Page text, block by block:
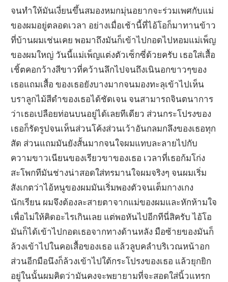
จนทำให้มันเงี่ยนขึ้นสมองหมกมุ่นอยากจะร่วมเพศกับแม่
ของผมอยู่ตลอดเวลา อย่างเมื่อเช้านี้ที่ไอ้โอก็มาทานข้าว
ที่บ้านผมเช่นเคย พอมาถึงมันก็เข้าไปกอดไปหอมแม่เพ็ญ
ของผมใหญ่ วันนี้แม่เพ็ญแต่งตัวเซ็กซี่ด้วยครับ เธอใส่เสื้อ
เชิ้ตคอกว้างสีขาวที่คว้านลึกไปจนถึงเนินอกขาวๆของ
เธอแถมเสื้อ ของเธอยังบางมากจนมองทะลุเข้าไปเห็น
บราลูกไม้สีดำของเธอได้ชัดเจน จนสามารถจินตนาการ
ว่าเธอเปลือยท่อนบนอยู่ได้เลยทีเดียว ส่วนกระโปรงของ
เธอก็รัดรูปจนเห็นส่วนโค้งส่วนเว้าอันกลมกลึงของเธอทุก
สัด ส่วนแถมมันยังสั้นมากจนใจผมแทบละลายไปกับ
ความขาวเนียนของเรียวขาของเธอ เวลาที่เธอก้มโก่ง
สะโพกทีมันช่างน่าสอดใส่ทรมานใจผมจริงๆ จนผมเริ่ม
สังเกตว่าไอ้หนูของผมมันเริ่มพองตัวจนเต็มกางเกง
นักเรียน ผมจึงต้องละสายตาจากแม่ของผมและหักห้ามใจ
เพื่อไม่ให้คิดอะไรเกินเลย แต่พอหันไปอีกทีนี่สิครับ ไอ้โอ
มันก็ได้เข้าไปกอดเธอจากทางด้านหลัง มือซ้ายของมันก็
ล้วงเข้าไปในคอเสื้อของเธอ แล้วลูบคลำบริเวณหน้าอก
ส่วนอีกมือนึงก็ล้วงเข้าไปใต้กระโปรงของเธอ แล้วยุกยิก
อยู่ในนั้นผมคิดว่ามันคงจะพยายามที่จะสอดใส่นิ้วแทรก